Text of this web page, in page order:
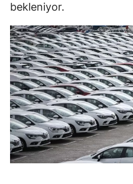
bekleniyor.